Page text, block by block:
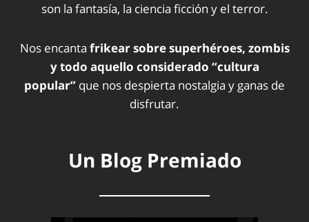
son la fantasía, la ciencia ficción y el terror.
Nos encanta frikear sobre superhéroes, zombis
y todo aquello considerado “cultura
popular” que nos despierta nostalgia y ganas de
disfrutar.
Un Blog Premiado